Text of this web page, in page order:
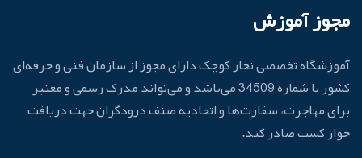
مجوز آموزش
آموزشگاه تخصصی نجار کوچک دارای مجوز از سازمان فنی و حرفه‌ای
کشور با شماره 34509 می‌باشد و می‌تواند مدرک رسمی و معتبر
برای مهاجرت، سفارت‌ها و اتحادیه صنف درودگران جهت دریافت
جواز کسب صادر کند.